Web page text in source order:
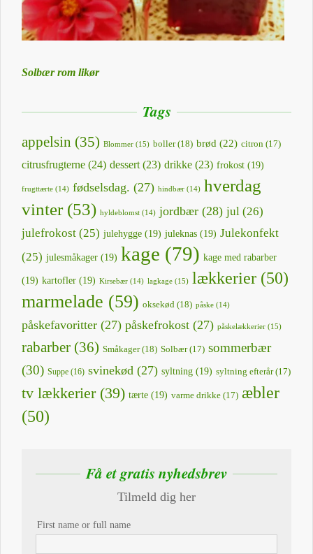
Solbær rom likør
Tags
appelsin (35) Blommer (15) boller(18) brød (22) citron (17)
citrusfrugterne (24) dessert (23) drikke (23) frokost (19)
frugttærte (14) fødselsdag. (27) hindbær (14) hverdag
vinter(53) hyldeblomst (14) jordbær (28) jul (26)
julefrokost (25) julehygge (19) juleknas (19) Julekonfekt
(25) julesmåkager (19) kage (79) kage med rabarber
(19) kartofler (19) Kirsebær (14) lagkage (15) lækkerier (50)
marmelade (59) oksekød (18) påske (14)
påskefavoritter (27) påskefrokost (27) påskelækkerier (15)
rabarber (36) Småkager(18) Solbær(17) sommerbær
(30) Suppe (16) svinekød (27) syltning (19) syltning efterår(17)
tv lækkerier(39) tærte (19) varme drikke (17) æbler
(50)
Få et gratis nyhedsbrev
Tilmeld dig her
First name or full name